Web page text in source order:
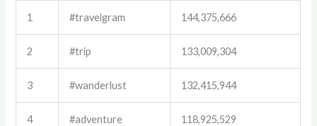
1 #travelgram 144,375,666
2 #trip 133,009,304
3 #wanderlust 132,415,944
4 #adventure 118,925,529